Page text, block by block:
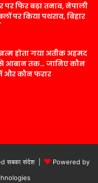
पर फिर बढ़ा तनाव, नेपाली
पर किया पथराव, बिहार
होता गया अतीक अहमद
आबान तक… जानिए कौन
और कौन फरार
सबका संदेश |
Powered by